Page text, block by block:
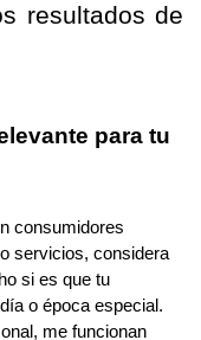
resultados de
para tu
consumidores
servicios, considera
si es que tu
o época especial.
me funcionan